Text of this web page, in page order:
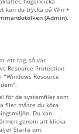
kan du trycka på Win +
(Admin).
ett tag, så var
Resource Protection
Resource
för de systemfiler som
filer måste du köra
Du kan
genom att klicka
Starta om.